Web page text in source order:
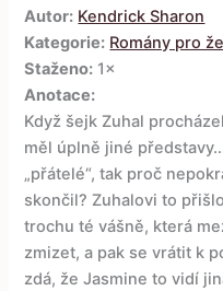
Autor: Kendrick Sharon
Kategorie: Romány pro
Staženo: 1×
Anotace:
Když šejk Zuhal
měl úplně jiné
„přátelé“, tak proč
skončil? Zuhalovi to
trochu té vášně, která
zmizet, a pak se vrátit k
zdá, že Jasmine to vidí